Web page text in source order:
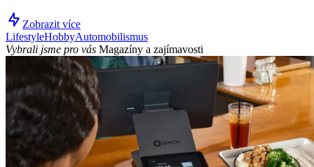
Zobrazit více
LifestyleHobbyAutomobilismus
Vybrali jsme pro vás Magazíny a zajímavosti